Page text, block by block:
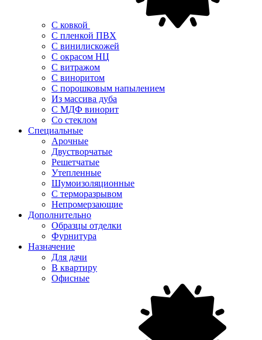
С ковкой
С пленкой ПВХ
С винилискожей
С окрасом НЦ
С витражом
С виноритом
С порошковым напылением
Из массива дуба
С МДФ винорит
Со стеклом
Специальные
Арочные
Двустворчатые
Решетчатые
Утепленные
Шумоизоляционные
С терморазрывом
Непромерзающие
Дополнительно
Образцы отделки
Фурнитура
Назначение
Для дачи
В квартиру
Офисные